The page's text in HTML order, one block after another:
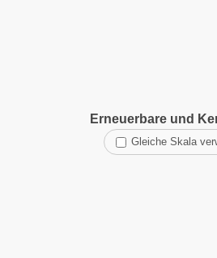
Erneuerbare und
Gleiche Skala